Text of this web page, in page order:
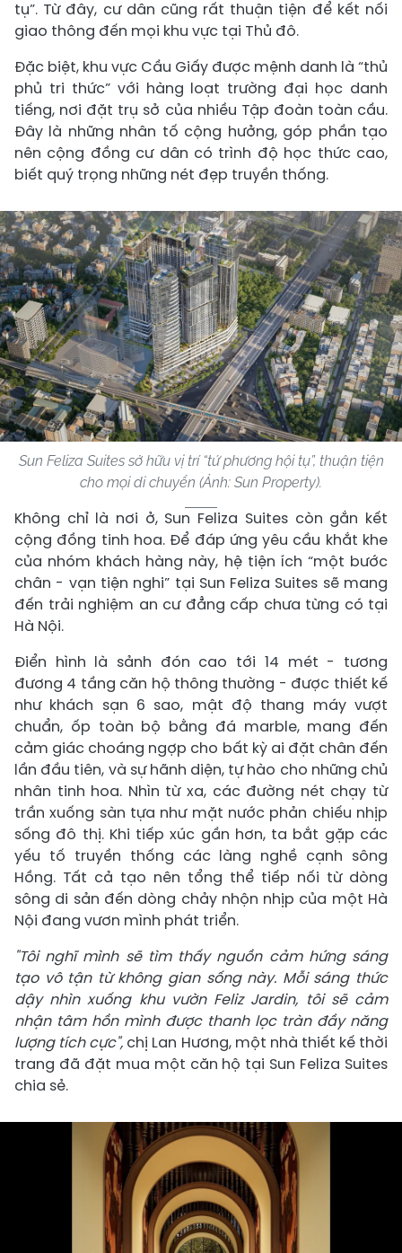
tụ”. Từ đây, cư dân cũng rất thuận tiện để kết nối
giao thông đến mọi khu vực tại Thủ đô.
Đặc biệt, khu vực Cầu Giấy được mệnh danh là “thủ
phủ tri thức” với hàng loạt trường đại học danh
tiếng, nơi đặt trụ sở của nhiều Tập đoàn toàn cầu.
Đây là những nhân tố cộng hưởng, góp phần tạo
nên cộng đồng cư dân có trình độ học thức cao,
biết quý trọng những nét đẹp truyền thống.
Sun Feliza Suites sở hữu vị trí “tứ phương hội tụ”, thuận tiện
cho mọi di chuyển (Ảnh: Sun Property).
Không chỉ là nơi ở, Sun Feliza Suites còn gắn kết
cộng đồng tinh hoa. Để đáp ứng yêu cầu khắt khe
của nhóm khách hàng này, hệ tiện ích “một bước
chân - vạn tiện nghi” tại Sun Feliza Suites sẽ mang
đến trải nghiệm an cư đẳng cấp chưa từng có tại
Hà Nội.
Điển hình là sảnh đón cao tới 14 mét - tương
đương 4 tầng căn hộ thông thường - được thiết kế
như khách sạn 6 sao, mật độ thang máy vượt
chuẩn, ốp toàn bộ bằng đá marble, mang đến
cảm giác choáng ngợp cho bất kỳ ai đặt chân đến
lần đầu tiên, và sự hãnh diện, tự hào cho những chủ
nhân tinh hoa. Nhìn từ xa, các đường nét chạy từ
trần xuống sàn tựa như mặt nước phản chiếu nhịp
sống đô thị. Khi tiếp xúc gần hơn, ta bắt gặp các
yếu tố truyền thống các làng nghề cạnh sông
Hồng. Tất cả tạo nên tổng thể tiếp nối từ dòng
sông di sản đến dòng chảy nhộn nhịp của một Hà
Nội đang vươn mình phát triển.
"Tôi nghĩ mình sẽ tìm thấy nguồn cảm hứng sáng
tạo vô tận từ không gian sống này. Mỗi sáng thức
dậy nhìn xuống khu vườn Feliz Jardin, tôi sẽ cảm
nhận tâm hồn mình được thanh lọc tràn đầy năng
lượng tích cực", chị Lan Hương, một nhà thiết kế thời
trang đã đặt mua một căn hộ tại Sun Feliza Suites
chia sẻ.